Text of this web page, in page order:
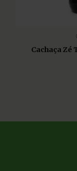
Cachaça Zé